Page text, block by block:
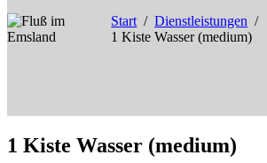
Start
Dienstleistungen
1 Kiste Wasser (medium)
1 Kiste Wasser (medium)